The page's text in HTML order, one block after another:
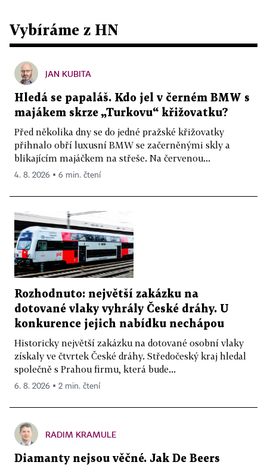
Vybíráme z HN
JAN KUBITA
Hledá se papaláš. Kdo jel v černém BMW s
majákem skrze „Turkovu“ křižovatku?
Před několika dny se do jedné pražské křižovatky
přihnalo obří luxusní BMW se začerněnými skly a
blikajícím majáčkem na střeše. Na červenou...
4. 8. 2026 ▪ 6 min. čtení
Rozhodnuto: největší zakázku na
dotované vlaky vyhrály České dráhy. U
konkurence jejich nabídku nechápou
Historicky největší zakázku na dotované osobní vlaky
získaly ve čtvrtek České dráhy. Středočeský kraj hledal
společně s Prahou firmu, která bude...
6. 8. 2026 ▪ 2 min. čtení
RADIM KRAMULE
Diamanty nejsou věčné. Jak De Beers